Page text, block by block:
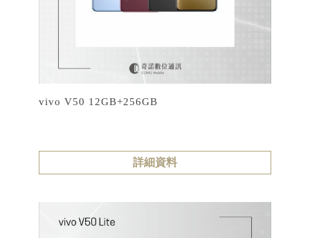
vivo V50 12GB+256GB
詳細資料